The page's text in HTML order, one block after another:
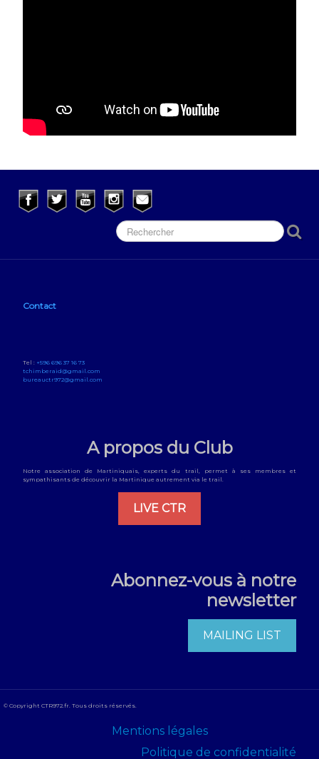
Contact
Tel : +596 696 37 16 73
tchimberaid@gmail.com
bureauctr972@gmail.com
A propos du Club
Notre association de Martiniquais, experts du trail, permet à ses membres et
sympathisants de découvrir la Martinique autrement via le trail.
LIVE CTR
Abonnez-vous à notre
newsletter
MAILING LIST
© Copyright CTR972.fr. Tous droits réservés.
Mentions légales
Politique de confidentialité